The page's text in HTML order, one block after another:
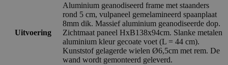
Uitvoering
Aluminium geanodiseerd frame met staanders
rond 5 cm, vulpaneel gemelamineerd spaanplaat
8mm dik. Massief aluminium geanodiseerde dop.
Zichtmaat paneel HxB138x94cm. Slanke metalen
aluminium kleur gecoate voet (L = 44 cm).
Kunststof gelagerde wielen Ø6,5cm met rem. De
wand wordt gemonteerd geleverd.